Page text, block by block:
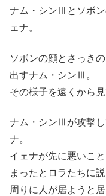
ナム・シンⅢとソボン
ェナ。
ソボンの顔とさっき
出すナム・シンⅢ。
その様子を遠くから
ナム・シンⅢが攻撃し
ナ。
イェナが先に悪いこ
まったとロラたちに
周りに人が居ようと